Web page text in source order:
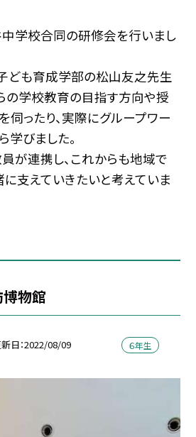
学校合同の研修会を行いまし
も育成学部の松山友之先生
の学校教育の目指す方向や授
伺ったり、実際にグループワー
学びました。
が連携し、これからも地域で
支えていきたいと考えていま
物館
日 2022/08/09 ６年生